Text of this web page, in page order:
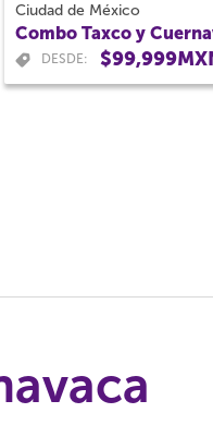
Ciudad de México
DESDE: